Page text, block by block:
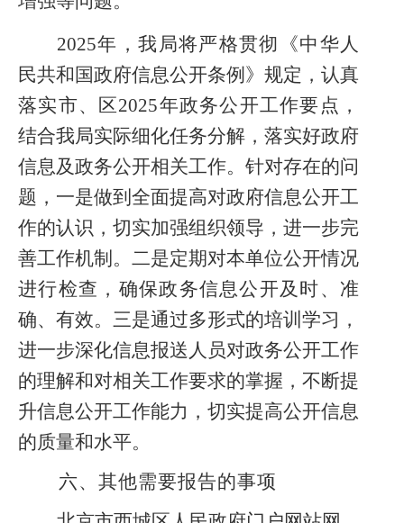
2025年，我局将严格贯彻《中华人
民共和国政府信息公开条例》规定，认真
落实市、区2025年政务公开工作要点，
结合我局实际细化任务分解，落实好政府
信息及政务公开相关工作。针对存在的问
题，一是做到全面提高对政府信息公开工
作的认识，切实加强组织领导，进一步完
善工作机制。二是定期对本单位公开情况
进行检查，确保政务信息公开及时、准
确、有效。三是通过多形式的培训学习，
进一步深化信息报送人员对政务公开工作
的理解和对相关工作要求的掌握，不断提
升信息公开工作能力，切实提高公开信息
的质量和水平。
六、其他需要报告的事项